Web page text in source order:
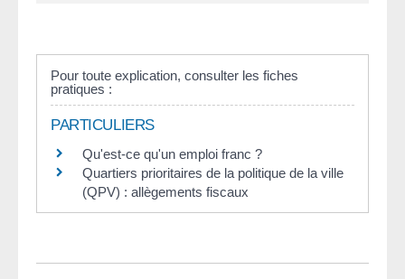
Pour toute explication, consulter les fiches
pratiques :
PARTICULIERS
Qu'est-ce qu'un emploi franc ?
Quartiers prioritaires de la politique de la ville
(QPV) : allègements fiscaux